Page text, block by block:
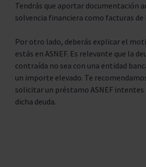
Tendrás que aportar documentación
solvencia financiera como facturas de
Por otro lado, deberás explicar el
estás en ASNEF. Es relevante que la
contraída no sea con una entidad
un importe elevado. Te
solicitar un préstamo ASNEF intentes
dicha deuda.